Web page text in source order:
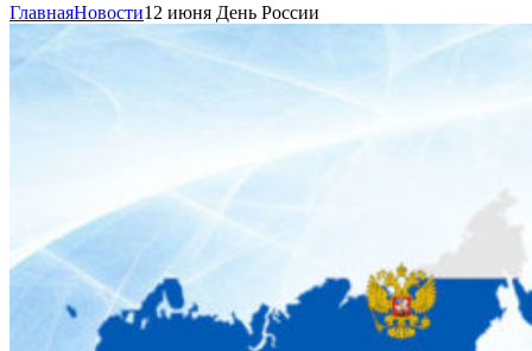
ГлавнаяНовости12 июня День России